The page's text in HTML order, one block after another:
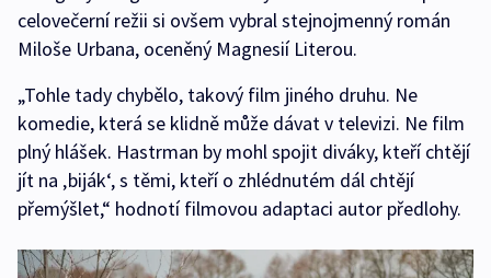
celovečerní režii si ovšem vybral stejnojmenný román
Miloše Urbana, oceněný Magnesií Literou.
„Tohle tady chybělo, takový film jiného druhu. Ne
komedie, která se klidně může dávat v televizi. Ne film
plný hlášek. Hastrman by mohl spojit diváky, kteří chtějí
jít na ‚biják‘, s těmi, kteří o zhlédnutém dál chtějí
přemýšlet,“ hodnotí filmovou adaptaci autor předlohy.